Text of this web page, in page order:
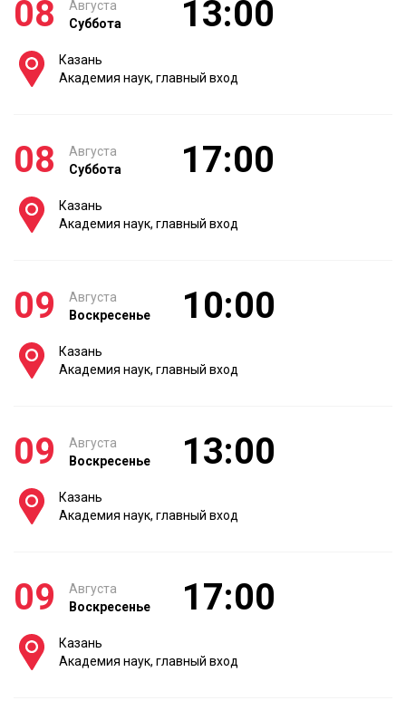
08
Августа
Суббота
13:00
Казань
Академия наук, главный вход
08
Августа
Суббота
17:00
Казань
Академия наук, главный вход
09
Августа
Воскресенье
10:00
Казань
Академия наук, главный вход
09
Августа
Воскресенье
13:00
Казань
Академия наук, главный вход
09
Августа
Воскресенье
17:00
Казань
Академия наук, главный вход